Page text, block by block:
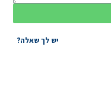
יש לך שאלה?